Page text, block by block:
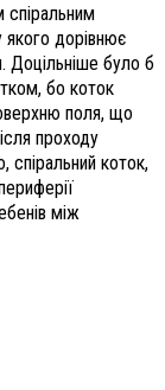
спіральним
дорівнює
Доцільніше було б
бо коток
поля, що
проходу
спіральний коток,
між